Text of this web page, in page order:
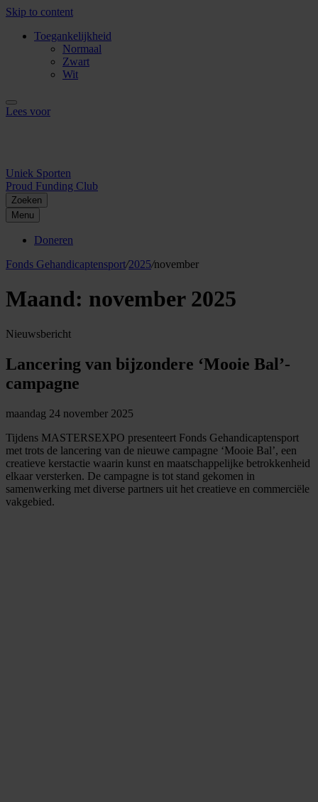
Skip to content
Toegankelijkheid
Normaal
Zwart
Wit
Lees voor
Uniek Sporten
Proud Funding Club
Zoeken
Menu
Doneren
Fonds Gehandicaptensport/2025/november
Maand: november 2025
Nieuwsbericht
Lancering van bijzondere ‘Mooie Bal’-
campagne
maandag 24 november 2025
Tijdens MASTERSEXPO presenteert Fonds Gehandicaptensport
met trots de lancering van de nieuwe campagne ‘Mooie Bal’, een
creatieve kerstactie waarin kunst en maatschappelijke betrokkenheid
elkaar versterken. De campagne is tot stand gekomen in
samenwerking met diverse partners uit het creatieve en commerciële
vakgebied.